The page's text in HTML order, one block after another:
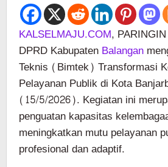
KALSELMAJU.COM,
DPRD KabupatenBalangan
Teknis (Bimtek) Transformasi
Pelayanan Publik di Kota
(15/5/2026). Kegiatan ini
penguatan kapasitas
meningkatkan mutu pelayanan
profesional dan adaptif.